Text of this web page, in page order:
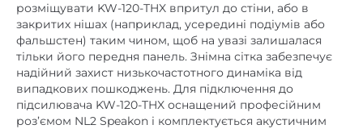
розміщувати KW-120-THX впритул до стіни, або в
закритих нішах (наприклад, усередині подіумів або
фальшстен) таким чином, щоб на увазі залишалася
тільки його передня панель. Знімна сітка забезпечує
надійний захист низькочастотного динаміка від
випадкових пошкоджень. Для підключення до
підсилювача KW-120-THX оснащений професійним
роз’ємом NL2 Speakon і комплектується акустичним